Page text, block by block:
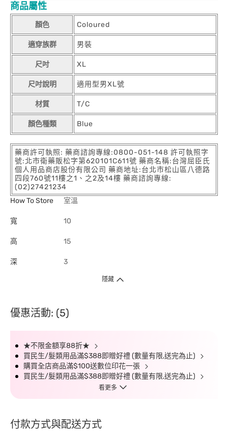
商品屬性
顏色 Coloured
適穿族群 男裝
尺吋 XL
尺吋說明 適用型男XL號
材質 T/C
顏色種類 Blue
藥商許可執照: 藥商諮詢專線:0800-051-148 許可執照字
號:北市衛藥販松字第620101C611號 藥商名稱:台灣屈臣氏
個人用品商店股份有限公司 藥商地址:台北市松山區八德路
四段760號11樓之1、之2及14樓 藥商諮詢專線:
(02)27421234
How To Store
室溫
寬 10
高 15
深 3
隱藏
優惠活動: (5)
★不限金額享88折★
買民生/髮類用品滿$388即贈好禮 (數量有限,送完為止)
購買全店商品滿$100送數位印花一張
買民生/髮類用品滿$388即贈好禮 (數量有限,送完為止)
看更多
付款方式與配送方式